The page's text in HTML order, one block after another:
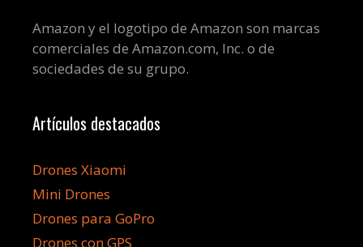
Amazon y el logotipo de Amazon son marcas
comerciales de Amazon.com, Inc. o de
sociedades de su grupo.
Artículos destacados
Drones Xiaomi
Mini Drones
Drones para GoPro
Drones con GPS